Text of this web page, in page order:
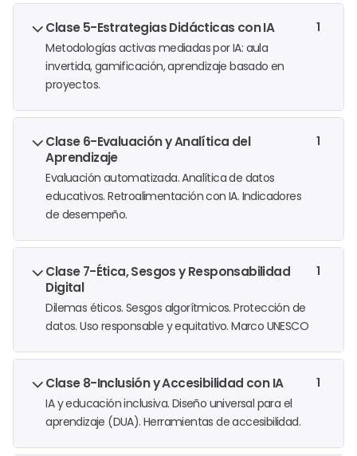
Clase 5-Estrategias Didácticas con IA
Metodologías activas mediadas por IA: aula
invertida, gamificación, aprendizaje basado en
proyectos.
1
Clase 6-Evaluación y Analítica del
Aprendizaje
Evaluación automatizada. Analítica de datos
educativos. Retroalimentación con IA. Indicadores
de desempeño.
1
Clase 7-Ética, Sesgos y Responsabilidad
Digital
Dilemas éticos. Sesgos algorítmicos. Protección de
datos. Uso responsable y equitativo. Marco UNESCO
1
Clase 8-Inclusión y Accesibilidad con IA
IA y educación inclusiva. Diseño universal para el
aprendizaje (DUA). Herramientas de accesibilidad.
1